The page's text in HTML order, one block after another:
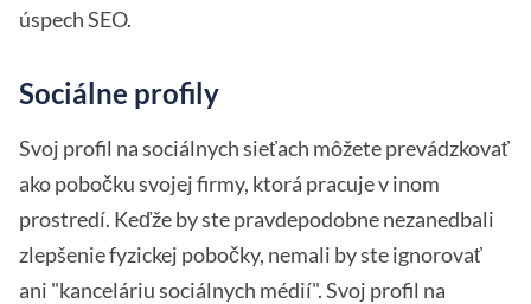
úspech SEO.
Sociálne profily
Svoj profil na sociálnych sieťach môžete prevádzkovať
ako pobočku svojej firmy, ktorá pracuje v inom
prostredí. Keďže by ste pravdepodobne nezanedbali
zlepšenie fyzickej pobočky, nemali by ste ignorovať
ani "kanceláriu sociálnych médií". Svoj profil na